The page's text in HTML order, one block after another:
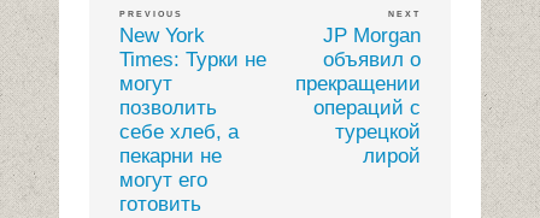
PREVIOUS
New York
Times: Турки не
могут
позволить
себе хлеб, а
пекарни не
могут его
готовить
NEXT
JP Morgan
объявил о
прекращении
операций с
турецкой
лирой